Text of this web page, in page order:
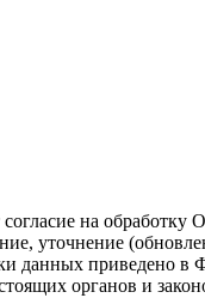
на
уточнение
данных приведено
органов и